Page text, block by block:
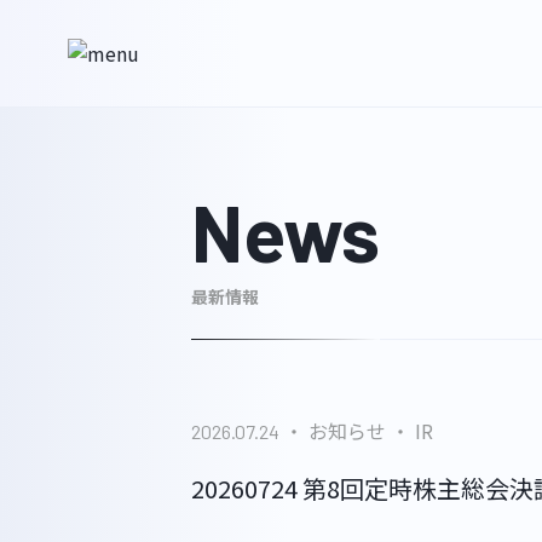
News
最新情報
2026.07.24 お知らせ IR
20260724 第8回定時株主総会決